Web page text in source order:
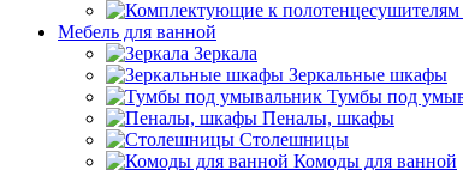
Мебель для ванной
Зеркала
Зеркальные шкафы
Тумбы под
Пеналы, шкафы
Столешницы
Комоды для ванной